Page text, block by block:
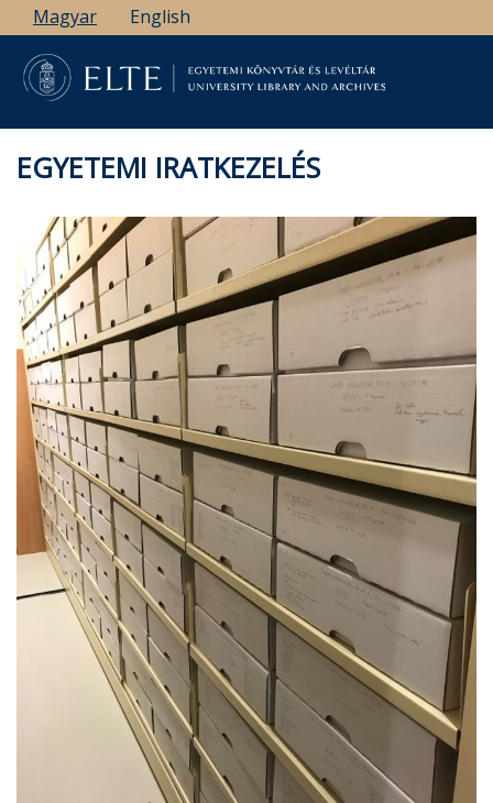
Ugrás
a
tartalomra
Magyar English
EGYETEMI IRATKEZELÉS